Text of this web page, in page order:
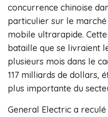
concurrence chinoise
particulier sur le
mobile ultrarapide.
bataille que se livraient
plusieurs mois dans le
117 milliards de dollars,
plus importante du
General Electric a